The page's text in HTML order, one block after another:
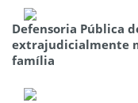
Defensoria Pública
extrajudicialmente
família